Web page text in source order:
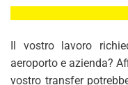
Il vostro lavoro
aeroporto e azienda?
vostro transfer